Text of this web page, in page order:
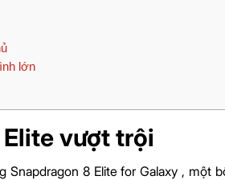
lớn
vượt trội
Snapdragon 8 Elite for Galaxy , một